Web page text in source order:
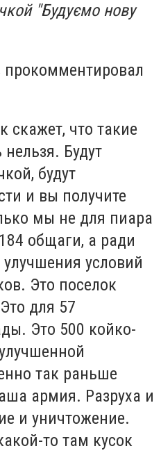
"Будуємо нову
что такие
Будут
будут
и вы получите
мы не для пиара
общаги, а ради
условий
Это поселок
для 57
Это 500 койко-
так раньше
армия. Разруха и
и уничтожение.
то там кусок